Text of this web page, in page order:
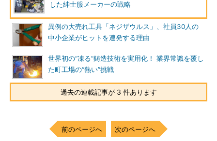
した紳士服メーカーの戦略
異例の大売れ工具「ネジザウルス」、社員30人の
中小企業がヒットを連発する理由
世界初の“凍る”鋳造技術を実用化！ 業界常識を覆し
た町工場の“熱い”挑戦
過去の連載記事が 3 件あります
前のページへ 次のページへ